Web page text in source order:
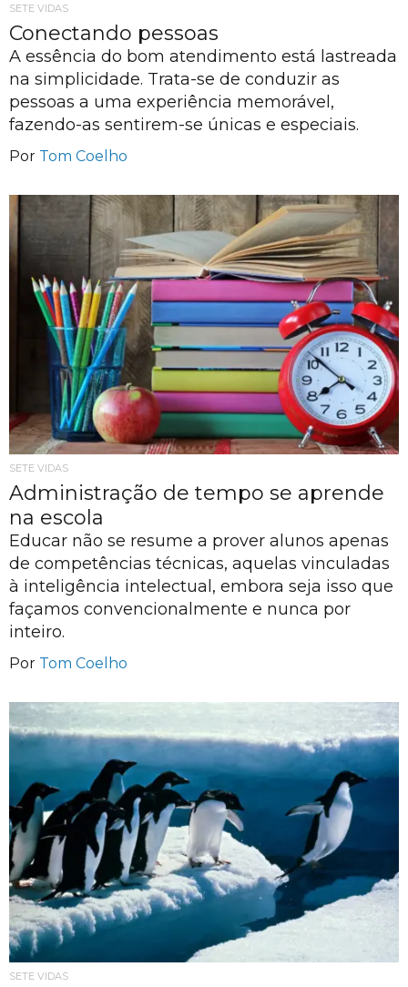
SETE VIDAS
Conectando pessoas
A essência do bom atendimento está lastreada
na simplicidade. Trata-se de conduzir as
pessoas a uma experiência memorável,
fazendo-as sentirem-se únicas e especiais.
Por Tom Coelho
SETE VIDAS
Administração de tempo se aprende
na escola
Educar não se resume a prover alunos apenas
de competências técnicas, aquelas vinculadas
à inteligência intelectual, embora seja isso que
façamos convencionalmente e nunca por
inteiro.
Por Tom Coelho
SETE VIDAS